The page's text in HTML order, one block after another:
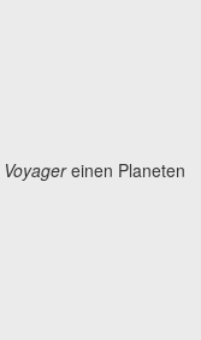
Voyagereinen Planeten